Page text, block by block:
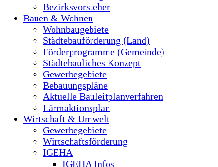
Bezirksvorsteher
Bauen & Wohnen
Wohnbaugebiete
Städtebauförderung (Land)
Förderprogramme (Gemeinde)
Städtebauliches Konzept
Gewerbegebiete
Bebauungspläne
Aktuelle Bauleitplanverfahren
Lärmaktionsplan
Wirtschaft & Umwelt
Gewerbegebiete
Wirtschaftsförderung
IGEHA
IGEHA Infos